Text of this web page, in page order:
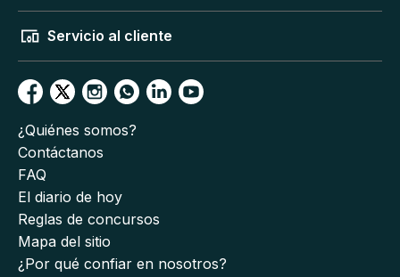
Servicio al cliente
¿Quiénes somos?
Contáctanos
FAQ
El diario de hoy
Reglas de concursos
Mapa del sitio
¿Por qué confiar en nosotros?